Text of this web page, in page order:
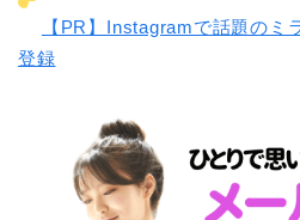
【PR】Instagramで話題のミ
登録